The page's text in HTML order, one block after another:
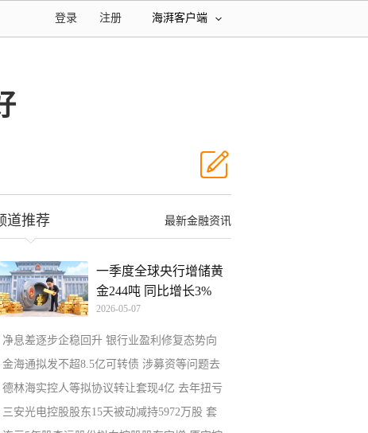
海湃客户端
注册
登录
最新金融资讯
道推荐
一季度全球央行增储黄
金244吨 同比增长3%
2026-05-07
净息差逐步企稳回升 银行业盈利修复态势向
金海通拟发不超8.5亿可转债 涉募资等问题去
德林海实控人等拟协议转让套现4亿 去年扭亏
三安光电控股股东15天被动减持5972万股 套